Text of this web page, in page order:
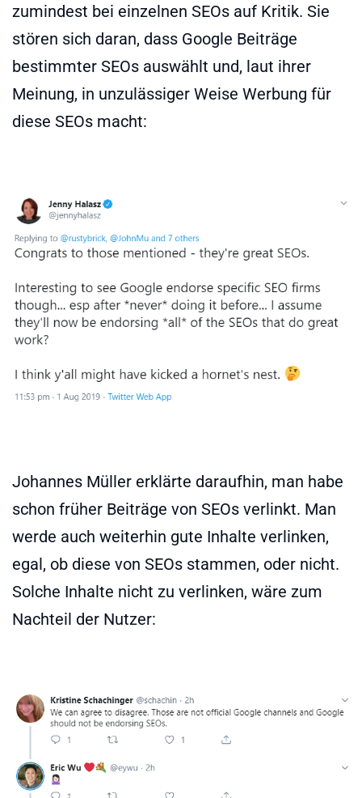
zumindest bei einzelnen SEOs auf Kritik. Sie
stören sich daran, dass Google Beiträge
bestimmter SEOs auswählt und, laut ihrer
Meinung, in unzulässiger Weise Werbung für
diese SEOs macht:
Johannes Müller erklärte daraufhin, man habe
schon früher Beiträge von SEOs verlinkt. Man
werde auch weiterhin gute Inhalte verlinken,
egal, ob diese von SEOs stammen, oder nicht.
Solche Inhalte nicht zu verlinken, wäre zum
Nachteil der Nutzer: